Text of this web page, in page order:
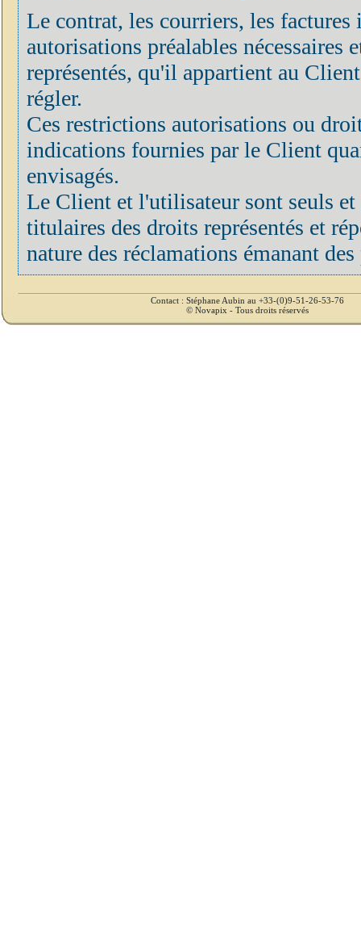
Le contrat, les courriers, les
autorisations préalables
représentés, qu'il appartient au
régler.
Ces restrictions autorisations ou
indications fournies par le Client
envisagés.
Le Client et l'utilisateur sont seuls
titulaires des droits représentés et
nature des réclamations émanant
Contact : Stéphane Aubin au +33-(0)9-51-26-53-76
© Novapix - Tous droits réservés